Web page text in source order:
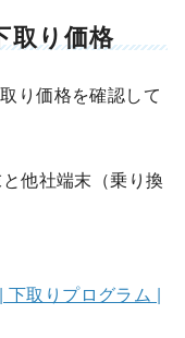
取り価格
り価格を確認して
他社端末（乗り換
下取りプログラム |